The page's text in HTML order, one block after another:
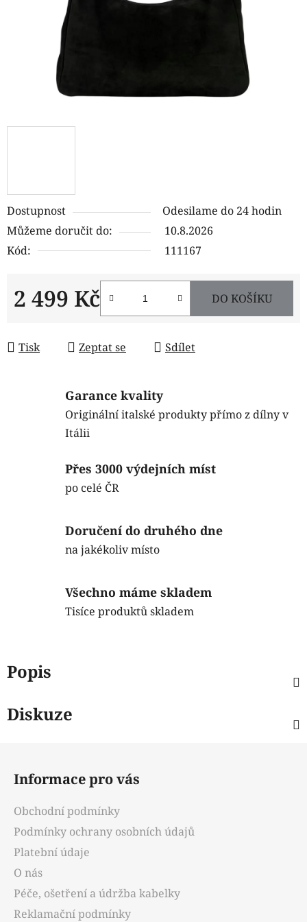
Dostupnost
Odesilame do 24 hodin
Můžeme doručit do:
10.8.2026
Kód:
111167
2 499 Kč DO KOŠÍKU
Tisk Zeptat se Sdílet
Garance kvality
Originální italské produkty přímo z dílny v
Itálii
Přes 3000 výdejních míst
po celé ČR
Doručení do druhého dne
na jakékoliv místo
Všechno máme skladem
Tisíce produktů skladem
Popis
Diskuze
Informace pro vás
Obchodní podmínky
Podmínky ochrany osobních údajů
Platební údaje
O nás
Péče, ošetření a údržba kabelky
Reklamační podmínky